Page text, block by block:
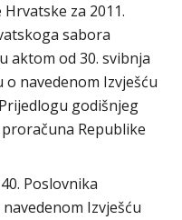
za 2011.
sabora
aktom od 30. svibnja
o navedenom Izvješću
godišnjeg
Republike
Poslovnika
Izvješću